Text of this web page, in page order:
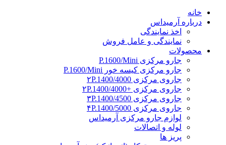
خانه
درباره آرمیداس
اخذ نمایندگی
نمایندگی و عامل فروش
محصولات
جارو مرکزی P.1600/Mini
جارو مرکزی کیسه خور P.1600/Mini
جاروی مرکزی ۲P.1400/4000
جاروی مرکزی +۲P.1400/4000
جاروی مرکزی ۳P.1400/4500
جاروی مرکزی ۴P.1400/5000
لوازم جارو مرکزی آرمیداس
لوله و اتصالات
پریز ها